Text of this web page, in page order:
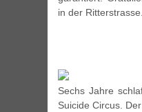
in der Ritterstrasse.
Sechs Jahre
Suicide Circus.